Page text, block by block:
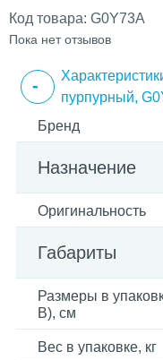
Код товара: G0Y73A
Пока нет отзывов
пурпурный,
Бренд
Назначение
Оригинальность
Габариты
Размеры в
В), см
Вес в упаковке, кг